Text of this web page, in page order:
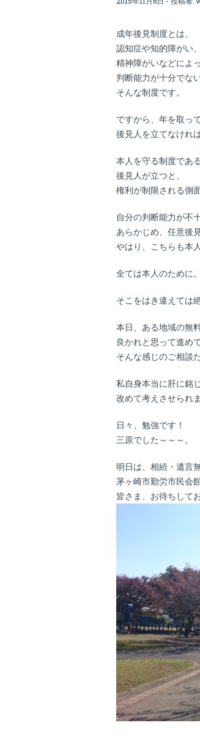
成年後見制度とは、
認知症や知的障がい、
精神障がいなどによっ
判断能力が十分でな
そんな制度です。
ですから、年を取っ
後見人を立てなけれ
本人を守る制度であ
後見人が立つと、
権利が制限される側
自分の判断能力が不
あらかじめ、任意後
やはり、こちらも本
全ては本人のために。
そこをはき違えては
本日、ある地域の無
良かれと思って進め
そんな感じのご相談
私自身本当に肝に銘
改めて考えさせられま
日々、勉強です！
三原でした～～～。
明日は、相続・遺言
茅ヶ崎市勤労市民会
皆さま、お待ちして